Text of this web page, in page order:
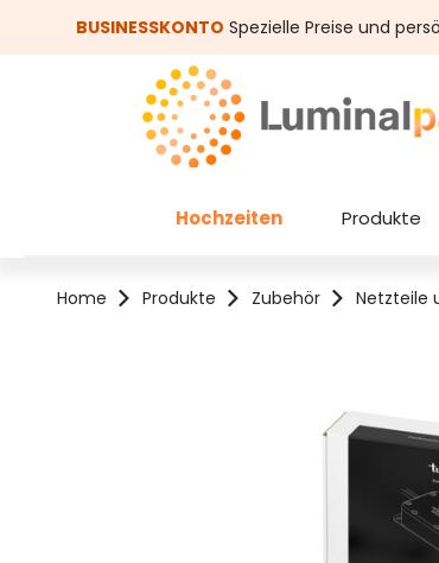
Hauptinhalt springen
Zur Suche springen
BUSINESSKONTO Spezielle Preise und
Hochzeiten Produkte
Home Produkte Zubehör Netzteile